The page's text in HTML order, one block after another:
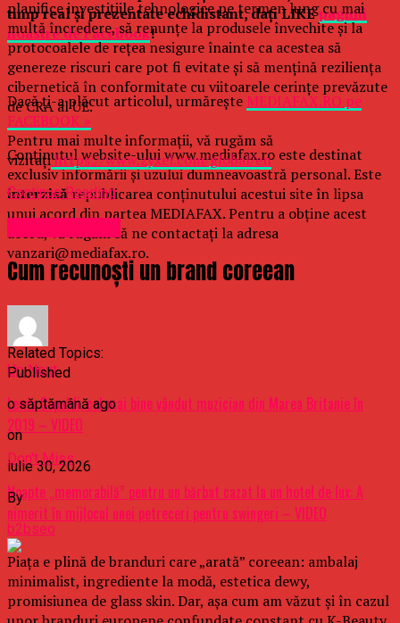
timp real şi prezentate echidistant, daţi LIKEpaginii
noastre de Facebook!
Dacă ţi-a plăcut articolul, urmăreşte MEDIAFAX.RO pe
FACEBOOK »
Conținutul website-ului www.mediafax.ro este destinat
exclusiv informării și uzului dumneavoastră personal. Este
interzisărepublicarea conținutului acestui site în lipsa
unui acord din partea MEDIAFAX. Pentru a obține acest
acord, vă rugăm să ne contactați la adresa
vanzari@mediafax.ro.
Related Topics:
Up Next
Lewis Capaldi, cel mai bine vândut muzician din Marea Britanie în
2019 – VIDEO
Don't Miss
Noapte „memorabilă” pentru un bărbat cazat la un hotel de lux: A
nimerit în mijlocul unei petreceri pentru swingeri – VIDEO
planifice investițiile tehnologice pe termen lung cu mai
multă încredere, să renunțe la produsele învechite și la
protocoalele de rețea nesigure înainte ca acestea să
genereze riscuri care pot fi evitate și să mențină reziliența
cibernetică în conformitate cu viitoarele cerințe prevăzute
de CRA al UE.
Pentru mai multe informații, vă rugăm să
vizitațihttps://www.zyxel.com/global/en
Continue Reading
Cum recunoști un brand coreean
Published
o săptămână ago
on
iulie 30, 2026
By
b2bseo
Piața e plină de branduri care „arată” coreean: ambalaj
minimalist, ingrediente la modă, estetica dewy,
promisiunea de glass skin. Dar, așa cum am văzut și în cazul